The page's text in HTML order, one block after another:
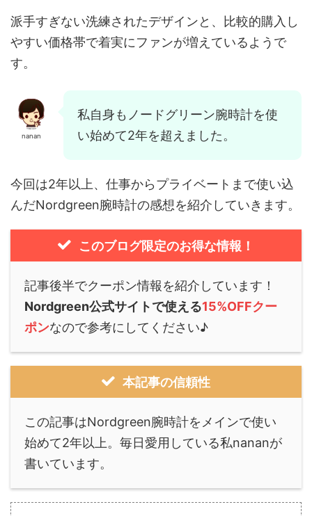
派手すぎない洗練されたデザインと、比較的購入し
やすい価格帯で着実にファンが増えているようで
す。
nanan
私自身もノードグリーン腕時計を使
い始めて2年を超えました。
今回は2年以上、仕事からプライベートまで使い込
んだNordgreen腕時計の感想を紹介していきます。
このブログ限定のお得な情報！
記事後半でクーポン情報を紹介しています！
Nordgreen公式サイトで使える15%OFFクー
ポンなので参考にしてください♪
本記事の信頼性
この記事はNordgreen腕時計をメインで使い
始めて2年以上。毎日愛用している私nananが
書いています。